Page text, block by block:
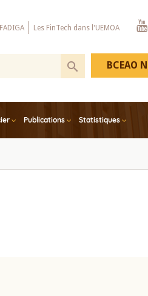
Les FinTech dans l'UEMOA
Publications Statistiques
BCEAO